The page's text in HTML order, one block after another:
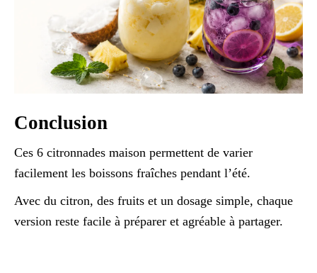
Conclusion
Ces 6 citronnades maison permettent de varier
facilement les boissons fraîches pendant l’été.
Avec du citron, des fruits et un dosage simple, chaque
version reste facile à préparer et agréable à partager.